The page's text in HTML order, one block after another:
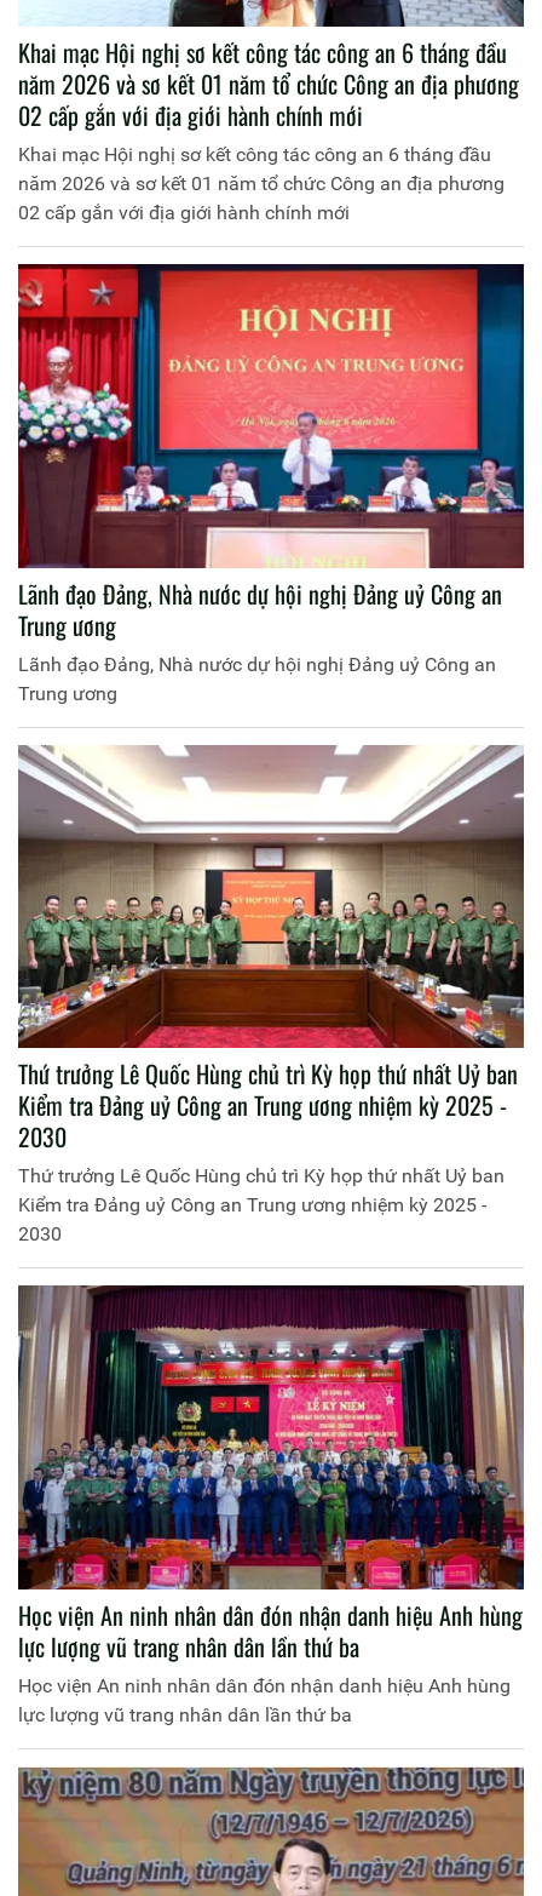
Khai mạc Hội nghị sơ kết công tác công an 6 tháng đầu
năm 2026 và sơ kết 01 năm tổ chức Công an địa phương
02 cấp gắn với địa giới hành chính mới
Khai mạc Hội nghị sơ kết công tác công an 6 tháng đầu
năm 2026 và sơ kết 01 năm tổ chức Công an địa phương
02 cấp gắn với địa giới hành chính mới
Lãnh đạo Đảng, Nhà nước dự hội nghị Đảng uỷ Công an
Trung ương
Lãnh đạo Đảng, Nhà nước dự hội nghị Đảng uỷ Công an
Trung ương
Thứ trưởng Lê Quốc Hùng chủ trì Kỳ họp thứ nhất Uỷ ban
Kiểm tra Đảng uỷ Công an Trung ương nhiệm kỳ 2025 -
2030
Thứ trưởng Lê Quốc Hùng chủ trì Kỳ họp thứ nhất Uỷ ban
Kiểm tra Đảng uỷ Công an Trung ương nhiệm kỳ 2025 -
2030
Học viện An ninh nhân dân đón nhận danh hiệu Anh hùng
lực lượng vũ trang nhân dân lần thứ ba
Học viện An ninh nhân dân đón nhận danh hiệu Anh hùng
lực lượng vũ trang nhân dân lần thứ ba